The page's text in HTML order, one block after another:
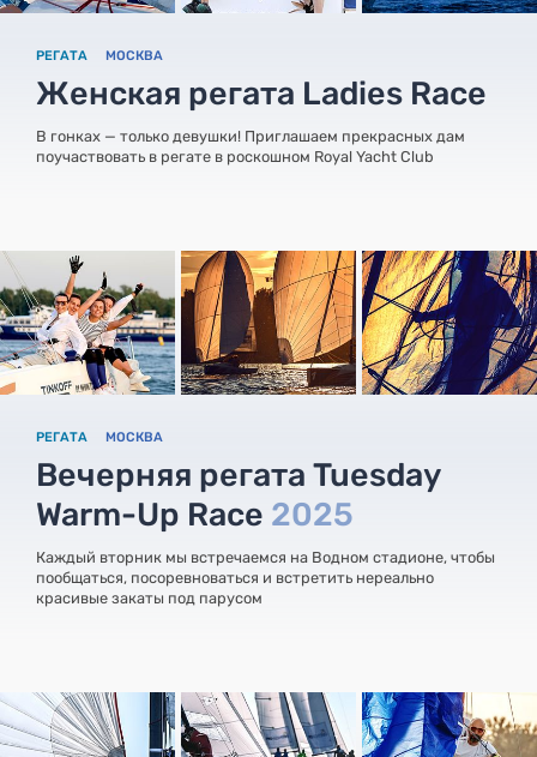
РЕГАТА МОСКВА
Женская регата Ladies Race
В гонках — только девушки! Приглашаем прекрасных дам
поучаствовать в регате в роскошном Royal Yacht Club
РЕГАТА МОСКВА
Вечерняя регата Tuesday
Warm-Up Race 2025
Каждый вторник мы встречаемся на Водном стадионе, чтобы
пообщаться, посоревноваться и встретить нереально
красивые закаты под парусом